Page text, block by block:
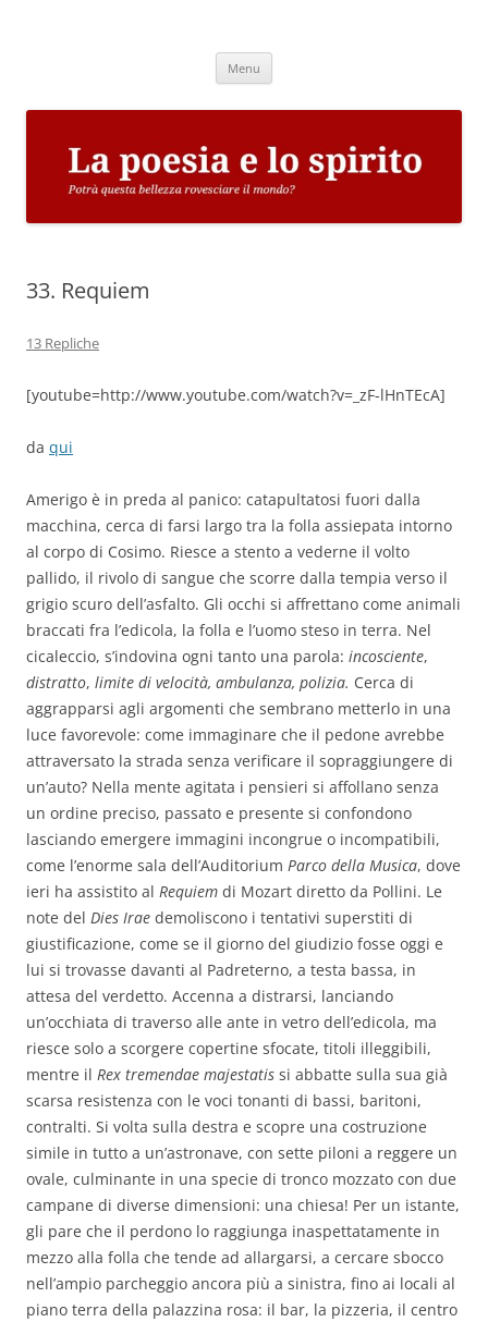
Menu
33. Requiem
13 Repliche
[youtube=http://www.youtube.com/watch?v=_zF-lHnTEcA]
da qui
Amerigo è in preda al panico: catapultatosi fuori dalla
macchina, cerca di farsi largo tra la folla assiepata intorno
al corpo di Cosimo. Riesce a stento a vederne il volto
pallido, il rivolo di sangue che scorre dalla tempia verso il
grigio scuro dell’asfalto. Gli occhi si affrettano come animali
braccati fra l’edicola, la folla e l’uomo steso in terra. Nel
cicaleccio, s’indovina ogni tanto una parola: incosciente,
distratto, limite di velocità, ambulanza, polizia. Cerca di
aggrapparsi agli argomenti che sembrano metterlo in una
luce favorevole: come immaginare che il pedone avrebbe
attraversato la strada senza verificare il sopraggiungere di
un’auto? Nella mente agitata i pensieri si affollano senza
un ordine preciso, passato e presente si confondono
lasciando emergere immagini incongrue o incompatibili,
come l’enorme sala dell’Auditorium Parco della Musica, dove
ieri ha assistito al Requiem di Mozart diretto da Pollini. Le
note del Dies Irae demoliscono i tentativi superstiti di
giustificazione, come se il giorno del giudizio fosse oggi e
lui si trovasse davanti al Padreterno, a testa bassa, in
attesa del verdetto. Accenna a distrarsi, lanciando
un’occhiata di traverso alle ante in vetro dell’edicola, ma
riesce solo a scorgere copertine sfocate, titoli illeggibili,
mentre il Rex tremendae majestatis si abbatte sulla sua già
scarsa resistenza con le voci tonanti di bassi, baritoni,
contralti. Si volta sulla destra e scopre una costruzione
simile in tutto a un’astronave, con sette piloni a reggere un
ovale, culminante in una specie di tronco mozzato con due
campane di diverse dimensioni: una chiesa! Per un istante,
gli pare che il perdono lo raggiunga inaspettatamente in
mezzo alla folla che tende ad allargarsi, a cercare sbocco
nell’ampio parcheggio ancora più a sinistra, fino ai locali al
piano terra della palazzina rosa: il bar, la pizzeria, il centro